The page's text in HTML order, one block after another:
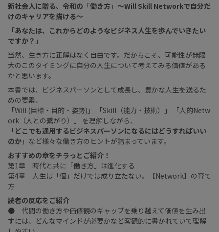
新社会人に贈る、令和の 「働き方 」 〜Will Skill Networkで自分だ
けのキャリアを描ける〜
「あなたは、これからどのようなビジネス人生を歩んでいきたい
ですか？ 」
当然、生き方に正解はなく自由です。だからこそ、可能性が無限
大のこのタイミングに自分の人生について考えてみる価値がある
かと思います。
本書では、ビジネスパーソンとして成長し、豊かな人生を送るた
めの要素、
「Will (目標・目的・姿勢)」 「Skill（能力・技術）」 「人的Netw
ork（人との繋がり）」 を理解しながら、
「どこでも通用するビジネスパーソンになるにはどうすればいい
のか 」など様々な働き方のヒントが詰まっています。
おすすめの章をチラっとご紹介！
第1章 時代と共に「働き方」は進化する
第4章 人生は「個」だけでは成り立たない。【Network】の育て
方
読者の反応をご紹介
● 代間の働き方や価値観のギャップを乗り越えて価値を生み出
すには、どんなマインドが必要かなど客観的に書かれていて理解